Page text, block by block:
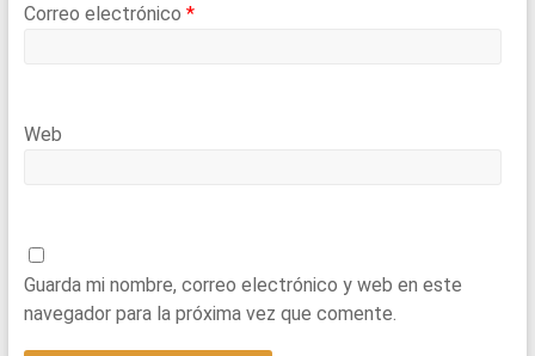
Correo electrónico *
Web
Guarda mi nombre, correo electrónico y web en este
navegador para la próxima vez que comente.